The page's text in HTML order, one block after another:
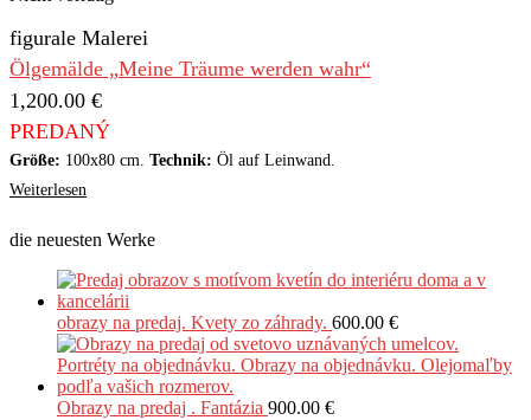
figurale Malerei
Ölgemälde „Meine Träume werden wahr“
1,200.00 €
PREDANÝ
Größe: 100x80 cm. Technik: Öl auf Leinwand.
Weiterlesen
die neuesten Werke
obrazy na predaj. Kvety zo záhrady. 600.00 €
Obrazy na predaj . Fantázia 900.00 €